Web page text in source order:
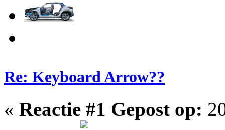
Re: Keyboard Arrow??
« Reactie #1 Gepost op: